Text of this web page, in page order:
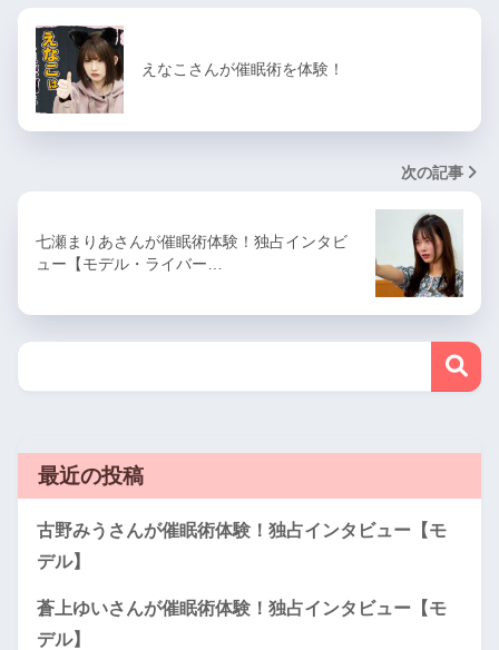
えなこさんが催眠術を体験！
次の記事
七瀬まりあさんが催眠術体験！独占インタビ
ュー【モデル・ライバー…
最近の投稿
古野みうさんが催眠術体験！独占インタビュー【モ
デル】
蒼上ゆいさんが催眠術体験！独占インタビュー【モ
デル】